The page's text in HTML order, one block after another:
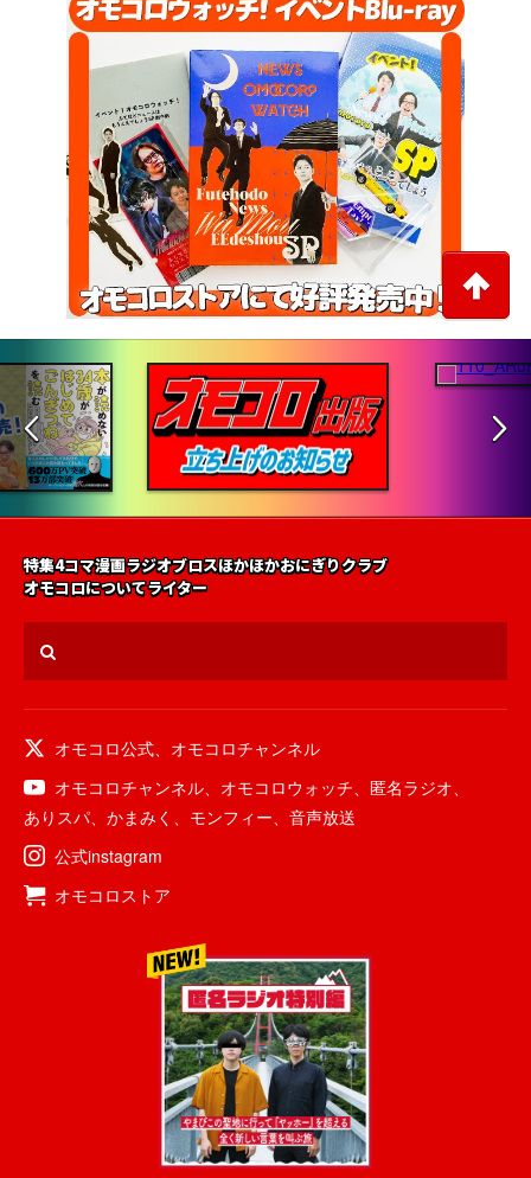
特集4コマ漫画ラジオブロスほかほかおにぎりクラブ
オモコロについてライター
オモコロ公式
オモコロチャンネル
オモコロチャンネル
オモコロウォッチ 匿名ラジオ
ありスパ
かまみく モンフィー
音声放送
公式instagram
オモコロストア